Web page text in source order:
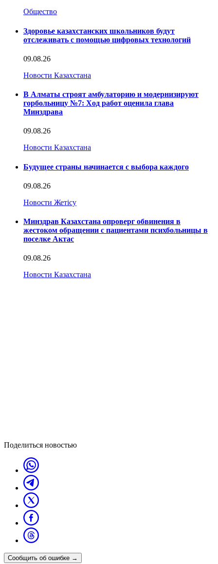
Общество
Здоровье казахстанских школьников будут
отслеживать с помощью цифровых технологий
09.08.26
Новости Казахстана
В Алматы строят амбулаторию и модернизируют
горбольницу №7: Ход работ оценила глава
Минздрава
09.08.26
Новости Казахстана
Будущее страны начинается с выбора каждого
09.08.26
Новости Жетісу
Минздрав Казахстана опроверг обвинения в
жестоком обращении с пациентами психбольницы в
поселке Актас
09.08.26
Новости Казахстана
Поделиться новостью
Сообщить об ошибке →